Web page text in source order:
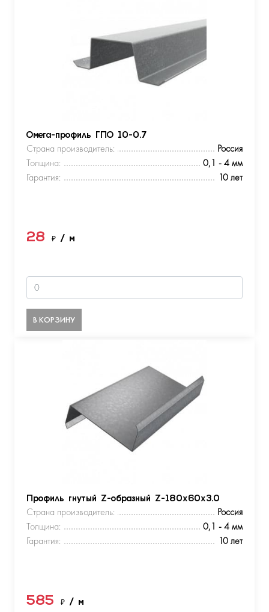
Омега-профиль ГПО 10-0.7
Страна производитель:
Россия
Толщина:
0,1 - 4 мм
Гарантия:
10 лет
28 ₽ / м
В КОРЗИНУ
Профиль гнутый Z-образный Z-180х60х3.0
Страна производитель:
Россия
Толщина:
0,1 - 4 мм
Гарантия:
10 лет
585 ₽ / м